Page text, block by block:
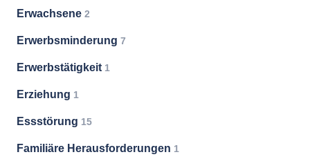
Erwachsene 2
Erwerbsminderung 7
Erwerbstätigkeit 1
Erziehung 1
Essstörung 15
Familiäre Herausforderungen 1